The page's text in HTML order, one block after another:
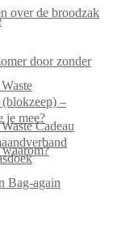
over de broodzak
door zonder
(blokzeep) –
je mee?
Cadeau
waarom?
Bag-again